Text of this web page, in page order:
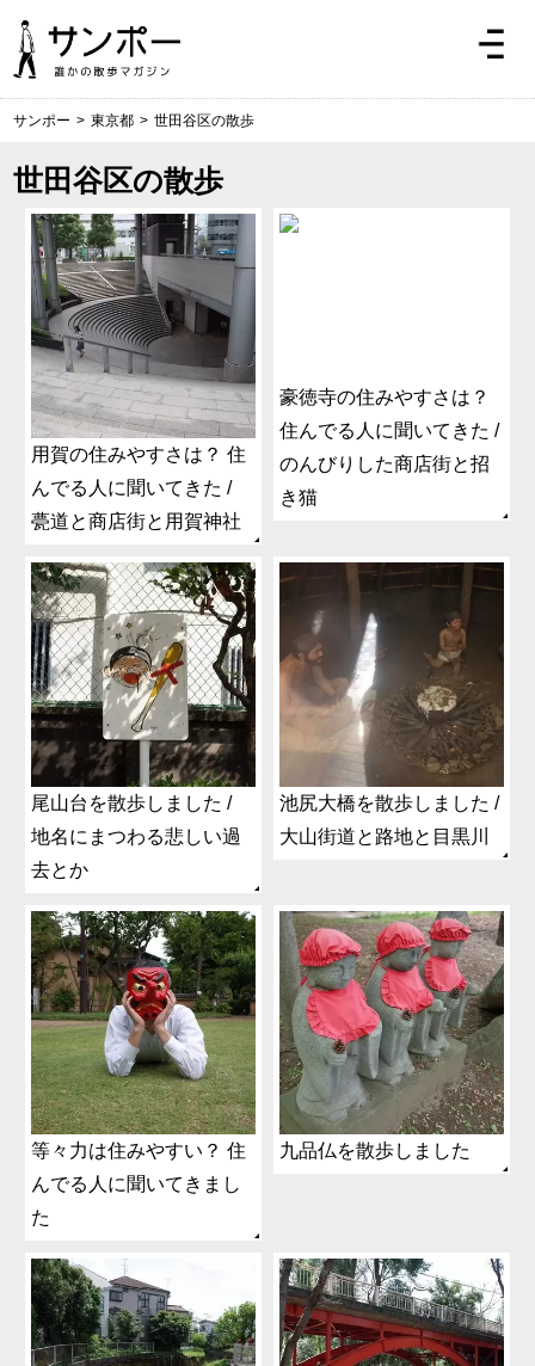
サンポー > 東京都 > 世田谷区の散歩
世田谷区の散歩
用賀の住みやすさは？ 住
んでる人に聞いてきた /
甍道と商店街と用賀神社
豪徳寺の住みやすさは？
住んでる人に聞いてきた /
のんびりした商店街と招
き猫
尾山台を散歩しました /
地名にまつわる悲しい過
去とか
池尻大橋を散歩しました /
大山街道と路地と目黒川
等々力は住みやすい？ 住
んでる人に聞いてきまし
た
九品仏を散歩しました